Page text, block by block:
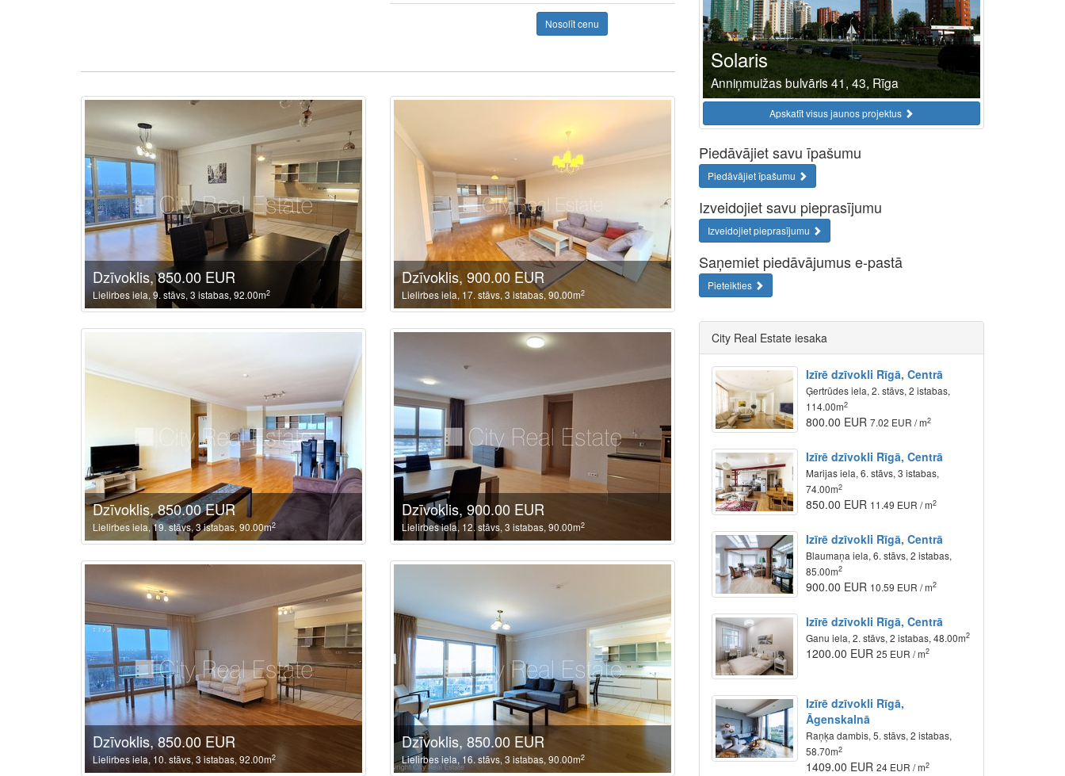
Nosolīt cenu
Dzīvoklis, 850.00 EUR
Lielirbes iela, 9. stāvs, 3 istabas, 92.00m2
Dzīvoklis, 900.00 EUR
Lielirbes iela, 17. stāvs, 3 istabas, 90.00m2
Dzīvoklis, 850.00 EUR
Lielirbes iela, 19. stāvs, 3 istabas, 90.00m2
Dzīvoklis, 900.00 EUR
Lielirbes iela, 12. stāvs, 3 istabas, 90.00m2
Dzīvoklis, 850.00 EUR
Lielirbes iela, 10. stāvs, 3 istabas, 92.00m2
Dzīvoklis, 850.00 EUR
Lielirbes iela, 16. stāvs, 3 istabas, 90.00m2
Solaris
Anniņmuižas bulvāris 41, 43, Rīga
Apskatīt visus jaunos projektus
Piedāvājiet savu īpašumu
Piedāvājiet īpašumu
Izveidojiet savu pieprasījumu
Izveidojiet pieprasījumu
Saņemiet piedāvājumus e-pastā
Pieteikties
City Real Estate iesaka
Izīrē dzīvokli Rīgā, Centrā
Ģertrūdes iela, 2. stāvs, 2 istabas,
114.00m2
800.00 EUR7.02 EUR / m2
Izīrē dzīvokli Rīgā, Centrā
Marijas iela, 6. stāvs, 3 istabas,
74.00m2
850.00 EUR 11.49 EUR / m2
Izīrē dzīvokli Rīgā, Centrā
Blaumaņa iela, 6. stāvs, 2 istabas,
85.00m2
900.00 EUR 10.59 EUR / m2
Izīrē dzīvokli Rīgā, Centrā
Ganu iela, 2. stāvs, 2 istabas, 48.00m2
1200.00 EUR25 EUR / m2
Izīrē dzīvokli Rīgā,
Āgenskalnā
Raņķa dambis, 5. stāvs, 2 istabas,
58.70m2
1409.00 EUR24 EUR / m2